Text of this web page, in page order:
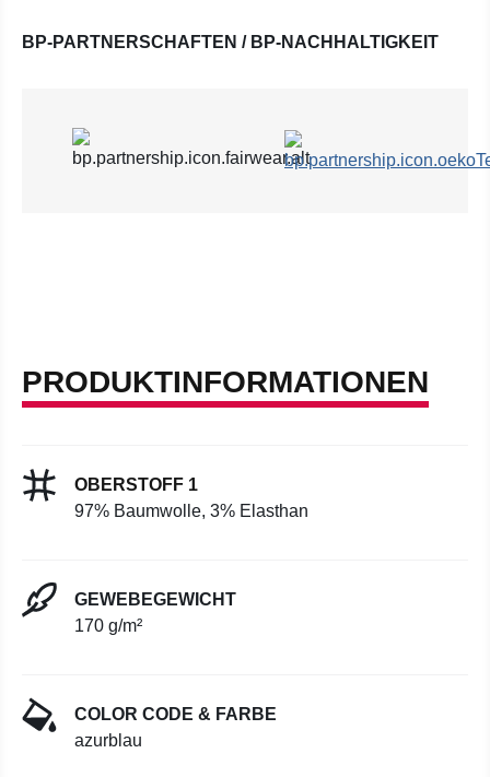
BP-PARTNERSCHAFTEN / BP-NACHHALTIGKEIT
PRODUKTINFORMATIONEN
OBERSTOFF 1
97% Baumwolle, 3% Elasthan
GEWEBEGEWICHT
170 g/m²
COLOR CODE & FARBE
azurblau